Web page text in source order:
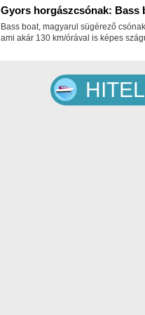
Gyors horgászcsónak: Bass
Bass boat, magyarul sügérező
ami akár 130 km/órával is képes